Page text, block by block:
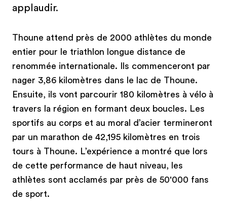
applaudir.
Thoune attend près de 2000 athlètes du monde
entier pour le triathlon longue distance de
renommée internationale. Ils commenceront par
nager 3,86 kilomètres dans le lac de Thoune.
Ensuite, ils vont parcourir 180 kilomètres à vélo à
travers la région en formant deux boucles. Les
sportifs au corps et au moral d’acier termineront
par un marathon de 42,195 kilomètres en trois
tours à Thoune. L’expérience a montré que lors
de cette performance de haut niveau, les
athlètes sont acclamés par près de 50'000 fans
de sport.